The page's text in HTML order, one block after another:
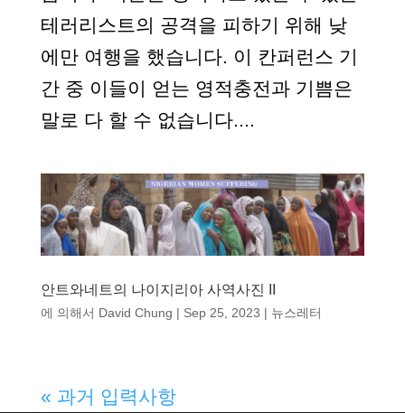
테러리스트의 공격을 피하기 위해 낮
에만 여행을 했습니다. 이 칸퍼런스 기
간 중 이들이 얻는 영적충전과 기쁨은
말로 다 할 수 없습니다....
안트와네트의 나이지리아 사역사진 II
에 의해서 David Chung | Sep 25, 2023 | 뉴스레터
« 과거 입력사항